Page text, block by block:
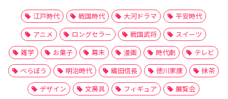
江戸時代 戦国時代 大河ドラマ
平安時代
アニメ
ロングセラー 戦国武将
スイーツ
雑学
お菓子 幕末 漫画 時代劇
テレビ
べらぼう
明治時代 織田信長 徳川家康
抹茶
デザイン
文房具 フィギュア
展覧会